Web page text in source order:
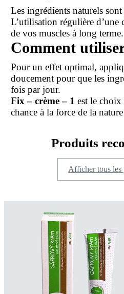
Les ingrédients naturels
L’utilisation régulière d’une
de vos muscles à long terme.
Comment
Pour un effet optimal,
doucement pour que les
fois par jour.
Fix – crème – 1 est le choix
chance à la force de la
Produits
Afficher tous les